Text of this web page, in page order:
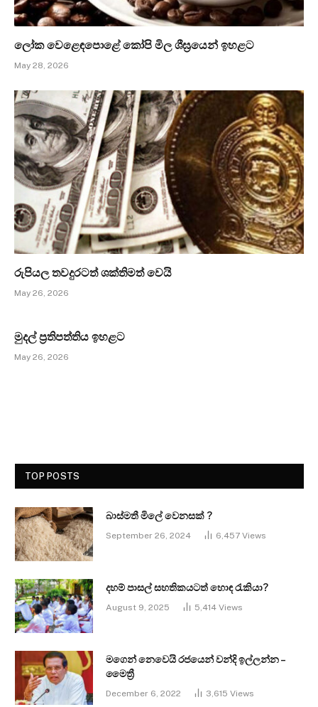
ලෝක වෙළෙඳපොළේ කෝපි මිල ශීඝ්‍රයෙන් ඉහළට
May 28, 2026
රුපියල තවදුරටත් ශක්තිමත් වෙයි
May 26, 2026
මුදල් ප්‍රතිපත්තිය ඉහළට
May 26, 2026
TOP POSTS
බාස්මතී මිලේ වෙනසක් ?
September 26, 2024 6,457 Views
දහම් පාසල් සහතිකයටත් හොඳ රැකියා?
August 9, 2025 5,414 Views
මගෙන් නෙවෙයි රජයෙන් වන්දි ඉල්ලන්න –
මෛත්‍රී
December 6, 2022 3,615 Views